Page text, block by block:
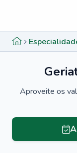
Aproveite os